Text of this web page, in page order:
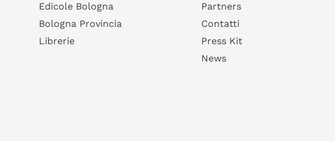
Edicole Bologna
Bologna Provincia
Librerie
Partners
Contatti
Press Kit
News